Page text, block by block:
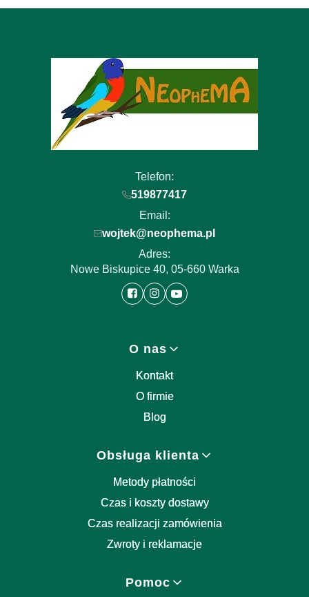
Telefon:
519877417
Email:
wojtek@neophema.pl
Adres:
Nowe Biskupice 40, 05-660 Warka
O nas
Kontakt
O firmie
Blog
Obsługa klienta
Metody płatności
Czas i koszty dostawy
Czas realizacji zamówienia
Zwroty i reklamacje
Pomoc